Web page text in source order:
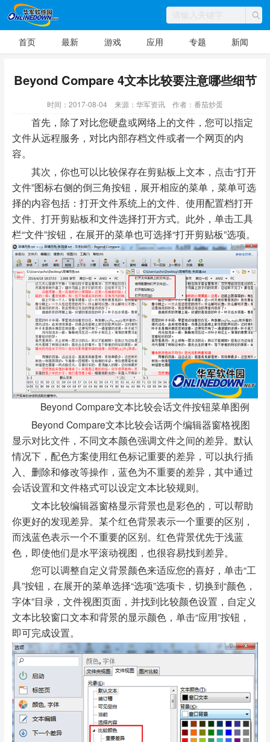
首页 最新 游戏 应用 专题 新闻
Beyond Compare 4文本比较要注意哪些细节
时间：2017-08-04 来源：华军资讯 作者：番茄炒蛋
首先，除了对比您硬盘或网络上的文件，您可以指定
文件从远程服务，对比内部存档文件或者一个网页的内
容。
其次，你也可以比较保存在剪贴板上文本，点击“打开
文件”图标右侧的倒三角按钮，展开相应的菜单，菜单可选
择的内容包括：打开文件系统上的文件、使用配置档打开
文件、打开剪贴板和文件选择打开方式。此外，单击工具
栏“文件”按钮，在展开的菜单也可选择“打开剪贴板”选项。
Beyond Compare文本比较会话文件按钮菜单图例
Beyond Compare文本比较会话两个编辑器窗格视图
显示对比文件，不同文本颜色强调文件之间的差异。默认
情况下，配色方案使用红色标记重要的差异，可以执行插
入、删除和修改等操作，蓝色为不重要的差异，其中通过
会话设置和文件格式可以设定文本比较规则。
文本比较编辑器窗格显示背景也是彩色的，可以帮助
你更好的发现差异。某个红色背景表示一个重要的区别，
而浅蓝色表示一个不重要的区别。红色背景优先于浅蓝
色，即使他们是水平滚动视图，也很容易找到差异。
您可以调整自定义背景颜色来适应您的喜好，单击“工
具”按钮，在展开的菜单选择“选项”选项卡，切换到“颜色，
字体”目录，文件视图页面，并找到比较颜色设置，自定义
文本比较窗口文本和背景的显示颜色，单击“应用”按钮，
即可完成设置。